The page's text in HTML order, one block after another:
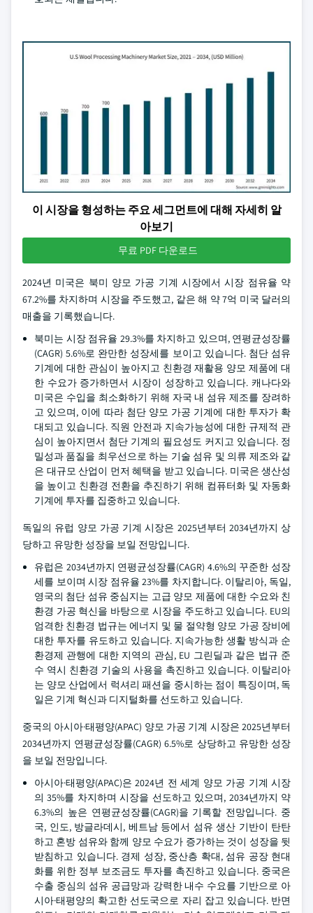
이 시장을 형성하는 주요 세그먼트에 대해 자세히 알
아보기
무료 PDF 다운로드
2024년 미국은 북미 양모 가공 기계 시장에서 시장 점유율 약
67.2%를 차지하며 시장을 주도했고, 같은 해 약 7억 미국 달러의
매출을 기록했습니다.
북미는 시장 점유율 29.3%를 차지하고 있으며, 연평균성장률
(CAGR) 5.6%로 완만한 성장세를 보이고 있습니다. 첨단 섬유
기계에 대한 관심이 높아지고 친환경 재활용 양모 제품에 대
한 수요가 증가하면서 시장이 성장하고 있습니다. 캐나다와
미국은 수입을 최소화하기 위해 자국 내 섬유 제조를 장려하
고 있으며, 이에 따라 첨단 양모 가공 기계에 대한 투자가 확
대되고 있습니다. 직원 안전과 지속가능성에 대한 규제적 관
심이 높아지면서 첨단 기계의 필요성도 커지고 있습니다. 정
밀성과 품질을 최우선으로 하는 기술 섬유 및 의류 제조와 같
은 대규모 산업이 먼저 혜택을 받고 있습니다. 미국은 생산성
을 높이고 친환경 전환을 추진하기 위해 컴퓨터화 및 자동화
기계에 투자를 집중하고 있습니다.
독일의 유럽 양모 가공 기계 시장은 2025년부터 2034년까지 상
당하고 유망한 성장을 보일 전망입니다.
유럽은 2034년까지 연평균성장률(CAGR) 4.6%의 꾸준한 성장
세를 보이며 시장 점유율 23%를 차지합니다. 이탈리아, 독일,
영국의 첨단 섬유 중심지는 고급 양모 제품에 대한 수요와 친
환경 가공 혁신을 바탕으로 시장을 주도하고 있습니다. EU의
엄격한 친환경 법규는 에너지 및 물 절약형 양모 가공 장비에
대한 투자를 유도하고 있습니다. 지속가능한 생활 방식과 순
환경제 관행에 대한 지역의 관심, EU 그린딜과 같은 법규 준
수 역시 친환경 기술의 사용을 촉진하고 있습니다. 이탈리아
는 양모 산업에서 럭셔리 패션을 중시하는 점이 특징이며, 독
일은 기계 혁신과 디지털화를 선도하고 있습니다.
중국의 아시아·태평양(APAC) 양모 가공 기계 시장은 2025년부터
2034년까지 연평균성장률(CAGR) 6.5%로 상당하고 유망한 성장
을 보일 전망입니다.
아시아·태평양(APAC)은 2024년 전 세계 양모 가공 기계 시장
의 35%를 차지하며 시장을 선도하고 있으며, 2034년까지 약
6.3%의 높은 연평균성장률(CAGR)을 기록할 전망입니다. 중
국, 인도, 방글라데시, 베트남 등에서 섬유 생산 기반이 탄탄
하고 혼방 섬유와 함께 양모 수요가 증가하는 것이 성장을 뒷
받침하고 있습니다. 경제 성장, 중산층 확대, 섬유 공장 현대
화를 위한 정부 보조금도 투자를 촉진하고 있습니다. 중국은
수출 중심의 섬유 공급망과 강력한 내수 수요를 기반으로 아
시아·태평양의 확고한 선도국으로 자리 잡고 있습니다. 반면